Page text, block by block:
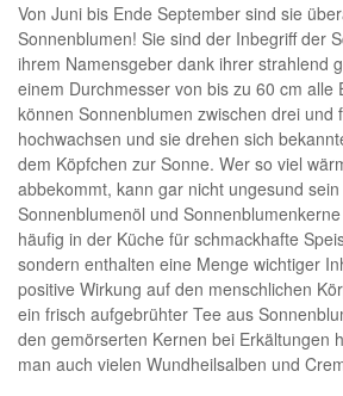
Von Juni bis Ende September sind sie
Sonnenblumen! Sie sind der Inbegriff der
ihrem Namensgeber dank ihrer strahlend
einem Durchmesser von bis zu 60 cm alle
können Sonnenblumen zwischen drei und
hochwachsen und sie drehen sich
dem Köpfchen zur Sonne. Wer so viel
abbekommt, kann gar nicht ungesund
Sonnenblumenöl und
häufig in der Küche für schmackhafte
sondern enthalten eine Menge wichtiger
positive Wirkung auf den menschlichen
ein frisch aufgebrühter Tee aus
den gemörserten Kernen bei Erkältungen
man auch vielen Wundheilsalben und